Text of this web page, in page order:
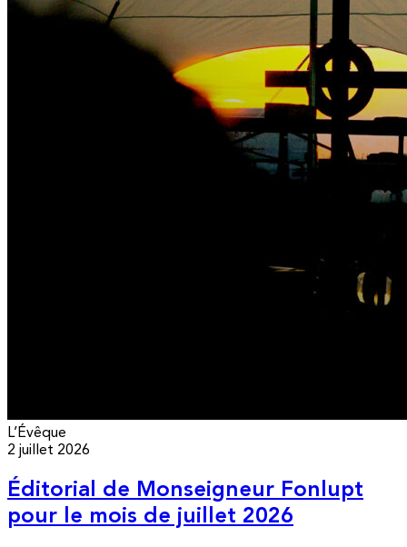
L’Évêque
2 juillet 2026
Éditorial de Monseigneur Fonlupt
pour le mois de juillet 2026